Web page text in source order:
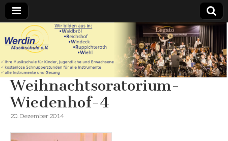
Werdin
Musikschule
e.V. – In
Waldbröl
Weihnachtsoratorium-
Wiedenhof-4
20. Dezember 2014